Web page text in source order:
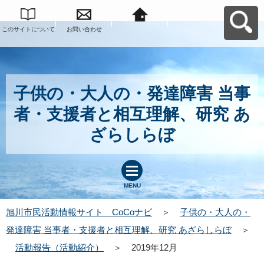
このサイトについて お問い合わせ
子供の・大人の・発達障害 当事
者・支援者と相互理解、研究 あ
ざらしらぼ
MENU
旭川市民活動情報サイト CoCoナビ ＞
子供の・大人の・
発達障害 当事者・支援者と相互理解、研究 あざらしらぼ
＞
活動報告（活動紹介）
＞ 2019年12月